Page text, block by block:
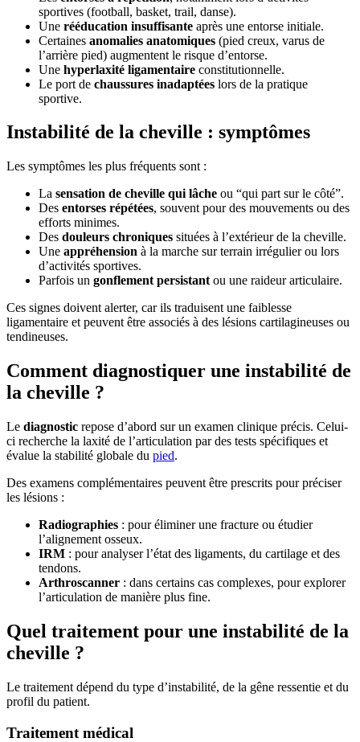
sportives (football, basket, trail, danse).
Une rééducation insuffisante après une entorse initiale.
Certaines anomalies anatomiques (pied creux, varus de
l’arrière pied) augmentent le risque d’entorse.
Une hyperlaxité ligamentaire constitutionnelle.
Le port de chaussures inadaptées lors de la pratique
sportive.
Instabilité de la cheville : symptômes
Les symptômes les plus fréquents sont :
La sensation de cheville qui lâche ou “qui part sur le côté”.
Des entorses répétées, souvent pour des mouvements ou des
efforts minimes.
Des douleurs chroniques situées à l’extérieur de la cheville.
Une appréhension à la marche sur terrain irrégulier ou lors
d’activités sportives.
Parfois un gonflement persistant ou une raideur articulaire.
Ces signes doivent alerter, car ils traduisent une faiblesse
ligamentaire et peuvent être associés à des lésions cartilagineuses ou
tendineuses.
Comment diagnostiquer une instabilité de
la cheville ?
Le diagnostic repose d’abord sur un examen clinique précis. Celui-
ci recherche la laxité de l’articulation par des tests spécifiques et
évalue la stabilité globale du pied.
Des examens complémentaires peuvent être prescrits pour préciser
les lésions :
Radiographies : pour éliminer une fracture ou étudier
l’alignement osseux.
IRM : pour analyser l’état des ligaments, du cartilage et des
tendons.
Arthroscanner : dans certains cas complexes, pour explorer
l’articulation de manière plus fine.
Quel traitement pour une instabilité de la
cheville ?
Le traitement dépend du type d’instabilité, de la gêne ressentie et du
profil du patient.
Traitement médical